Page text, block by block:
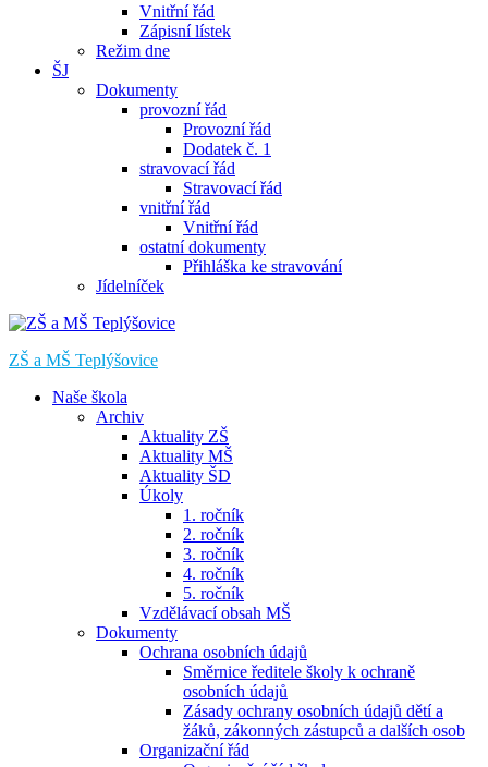
Vnitřní řád
Zápisní lístek
Režim dne
ŠJ
Dokumenty
provozní řád
Provozní řád
Dodatek č. 1
stravovací řád
Stravovací řád
vnitřní řád
Vnitřní řád
ostatní dokumenty
Přihláška ke stravování
Jídelníček
ZŠ a MŠ Teplýšovice
Naše škola
Archiv
Aktuality ZŠ
Aktuality MŠ
Aktuality ŠD
Úkoly
1. ročník
2. ročník
3. ročník
4. ročník
5. ročník
Vzdělávací obsah MŠ
Dokumenty
Ochrana osobních údajů
Směrnice ředitele školy k ochraně
osobních údajů
Zásady ochrany osobních údajů dětí a
žáků, zákonných zástupců a dalších osob
Organizační řád